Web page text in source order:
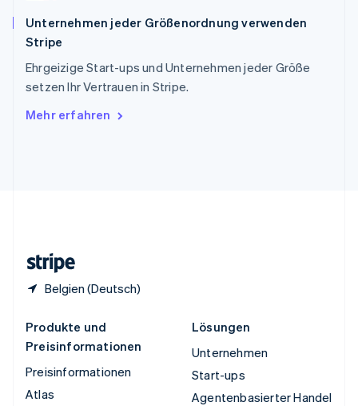
Unternehmen jeder Größenordnung verwenden
Stripe
Ehrgeizige Start-ups und Unternehmen jeder Größe
setzen Ihr Vertrauen in Stripe.
Mehr erfahren
Belgien (Deutsch)
EspañolEnglish
Thailand
Tschechische Republik
English
English
Produkte und
Preisinformationen
Preisinformationen
Atlas
Lösungen
Unternehmen
Start-ups
Agentenbasierter Handel